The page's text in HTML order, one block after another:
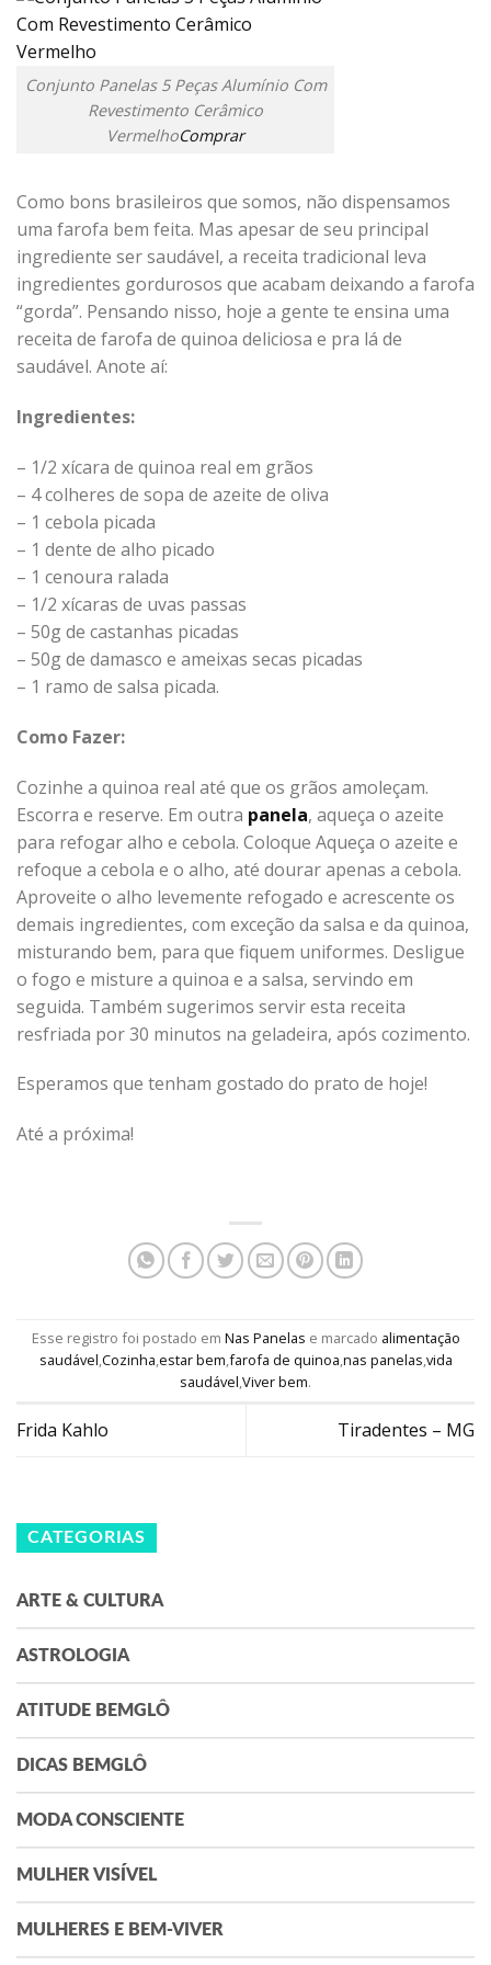
Conjunto Panelas 5 Peças Alumínio Com
Revestimento Cerâmico
VermelhoComprar
Como bons brasileiros que somos, não dispensamos
uma farofa bem feita. Mas apesar de seu principal
ingrediente ser saudável, a receita tradicional leva
ingredientes gordurosos que acabam deixando a farofa
“gorda”. Pensando nisso, hoje a gente te ensina uma
receita de farofa de quinoa deliciosa e pra lá de
saudável. Anote aí:
Ingredientes:
– 1/2 xícara de quinoa real em grãos
– 4 colheres de sopa de azeite de oliva
– 1 cebola picada
– 1 dente de alho picado
– 1 cenoura ralada
– 1/2 xícaras de uvas passas
– 50g de castanhas picadas
– 50g de damasco e ameixas secas picadas
– 1 ramo de salsa picada.
Como Fazer:
Cozinhe a quinoa real até que os grãos amoleçam.
Escorra e reserve. Em outra panela, aqueça o azeite
para refogar alho e cebola. Coloque Aqueça o azeite e
refoque a cebola e o alho, até dourar apenas a cebola.
Aproveite o alho levemente refogado e acrescente os
demais ingredientes, com exceção da salsa e da quinoa,
misturando bem, para que fiquem uniformes. Desligue
o fogo e misture a quinoa e a salsa, servindo em
seguida. Também sugerimos servir esta receita
resfriada por 30 minutos na geladeira, após cozimento.
Esperamos que tenham gostado do prato de hoje!
Até a próxima!
Esse registro foi postado em Nas Panelas e marcado alimentação
saudável,Cozinha,estar bem,farofa de quinoa,nas panelas,vida
saudável,Viver bem.
Frida Kahlo Tiradentes – MG
CATEGORIAS
ARTE & CULTURA
ASTROLOGIA
ATITUDE BEMGLÔ
DICAS BEMGLÔ
MODA CONSCIENTE
MULHER VISÍVEL
MULHERES E BEM-VIVER